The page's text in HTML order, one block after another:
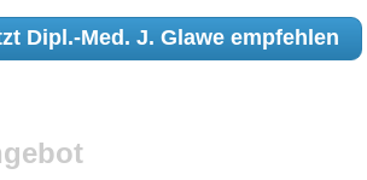
Dipl.-Med. J. Glawe empfehlen